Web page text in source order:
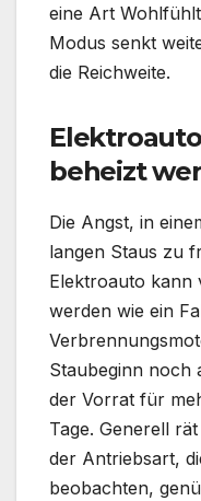
eine Art
Modus senkt
die Reichweite.
beheizt
Die Angst, in
langen Staus zu
Elektroauto kann
werden wie ein
Staubeginn noch
der Vorrat für
Tage. Generell
der Antriebsart,
beobachten,